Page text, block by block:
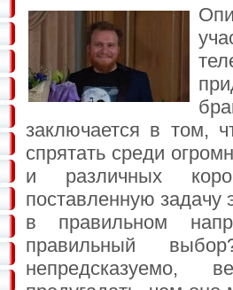
заключается в том,
спрятать среди
и различных
поставленную задачу
в правильном
правильный
непредсказуемо,